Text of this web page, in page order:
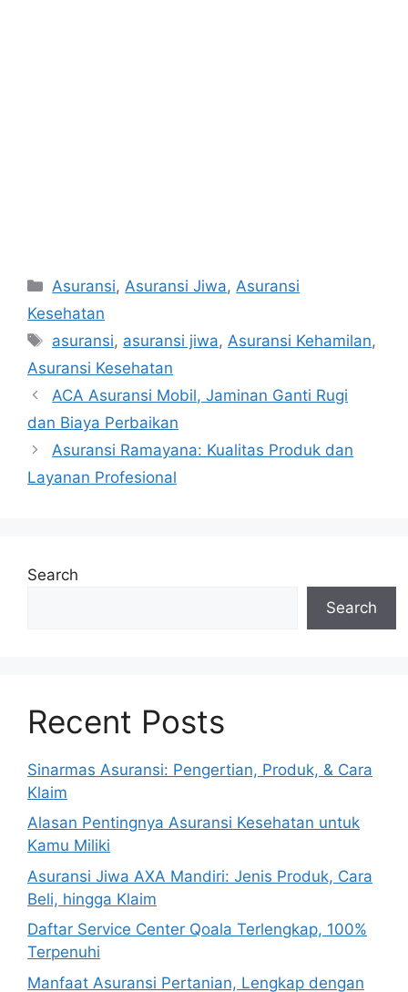
Categories
Asuransi, Asuransi Jiwa, Asuransi
Kesehatan
Tags
asuransi, asuransi jiwa, Asuransi Kehamilan,
Asuransi Kesehatan
Post
navigation
ACA Asuransi Mobil, Jaminan Ganti Rugi
dan Biaya Perbaikan
Asuransi Ramayana: Kualitas Produk dan
Layanan Profesional
Search
Search
Recent Posts
Sinarmas Asuransi: Pengertian, Produk, & Cara
Klaim
Alasan Pentingnya Asuransi Kesehatan untuk
Kamu Miliki
Asuransi Jiwa AXA Mandiri: Jenis Produk, Cara
Beli, hingga Klaim
Daftar Service Center Qoala Terlengkap, 100%
Terpenuhi
Manfaat Asuransi Pertanian, Lengkap dengan